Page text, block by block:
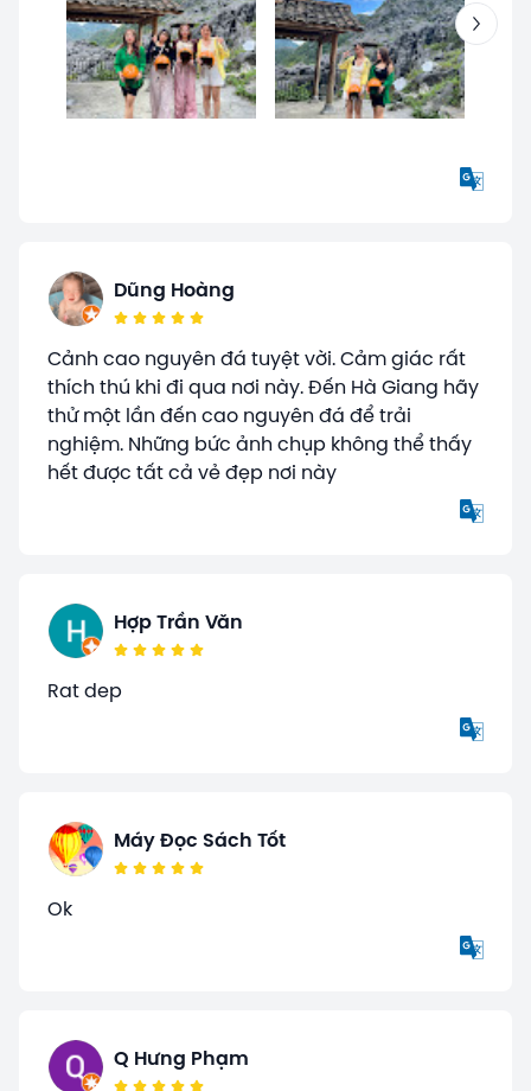
Dũng Hoàng
Cảnh cao nguyên đá tuyệt vời. Cảm giác rất
thích thú khi đi qua nơi này. Đến Hà Giang hãy
thử một lần đến cao nguyên đá để trải
nghiệm. Những bức ảnh chụp không thể thấy
hết được tất cả vẻ đẹp nơi này
Hợp Trần Văn
Rat dep
Máy Đọc Sách Tốt
Ok
Q Hưng Phạm